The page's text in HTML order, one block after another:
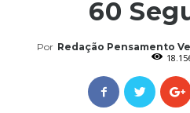
60
Por Redação Pensamento